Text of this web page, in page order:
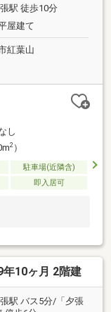
駅 徒歩10分
屋建て
紅葉山
し
2）
駐車場(近隣含)
即入居可
10ヶ月 2階建
駅 バス5分/「夕張